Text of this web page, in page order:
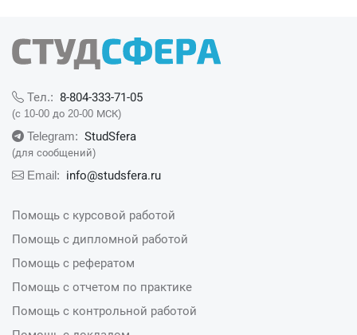
Тел.: 8-804-333-71-05
(с 10-00 до 20-00 МСК)
Telegram: StudSfera
(для сообщений)
Email: info@studsfera.ru
Помощь с курсовой работой
Помощь с дипломной работой
Помощь с рефератом
Помощь с отчетом по практике
Помощь с контрольной работой